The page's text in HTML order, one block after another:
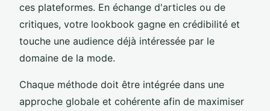
ces plateformes. En échange d'articles ou de
critiques, votre lookbook gagne en crédibilité et
touche une audience déjà intéressée par le
domaine de la mode.
Chaque méthode doit être intégrée dans une
approche globale et cohérente afin de maximiser